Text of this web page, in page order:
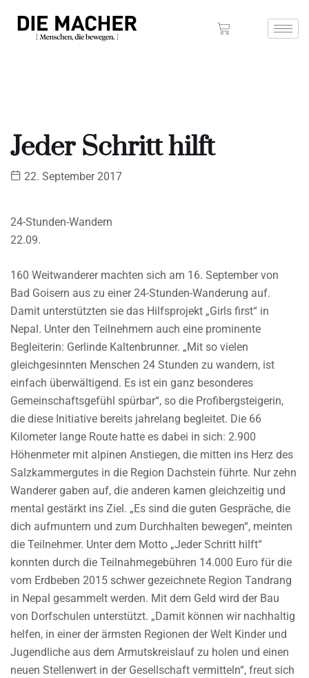
Jeder Schritt hilft
22. September 2017
24-Stunden-Wandern
22.09.
160 Weitwanderer machten sich am 16. September von
Bad Goisern aus zu einer 24-Stunden-Wanderung auf.
Damit unterstützten sie das Hilfsprojekt „Girls first“ in
Nepal. Unter den Teilnehmern auch eine prominente
Begleiterin: Gerlinde Kaltenbrunner. „Mit so vielen
gleichgesinnten Menschen 24 Stunden zu wandern, ist
einfach überwältigend. Es ist ein ganz besonderes
Gemeinschaftsgefühl spürbar“, so die Profibergsteigerin,
die diese Initiative bereits jahrelang begleitet. Die 66
Kilometer lange Route hatte es dabei in sich: 2.900
Höhenmeter mit alpinen Anstiegen, die mitten ins Herz des
Salzkammergutes in die Region Dachstein führte. Nur zehn
Wanderer gaben auf, die anderen kamen gleichzeitig und
mental gestärkt ins Ziel. „Es sind die guten Gespräche, die
dich aufmuntern und zum Durchhalten bewegen“, meinten
die Teilnehmer. Unter dem Motto „Jeder Schritt hilft“
konnten durch die Teilnahmegebühren 14.000 Euro für die
vom Erdbeben 2015 schwer gezeichnete Region Tandrang
in Nepal gesammelt werden. Mit dem Geld wird der Bau
von Dorfschulen unterstützt. „Damit können wir nachhaltig
helfen, in einer der ärmsten Regionen der Welt Kinder und
Jugendliche aus dem Armutskreislauf zu holen und einen
neuen Stellenwert in der Gesellschaft vermitteln“, freut sich